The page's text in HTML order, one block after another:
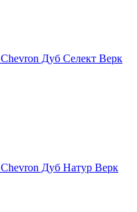
Дуб Селект Верк
Дуб Натур Верк